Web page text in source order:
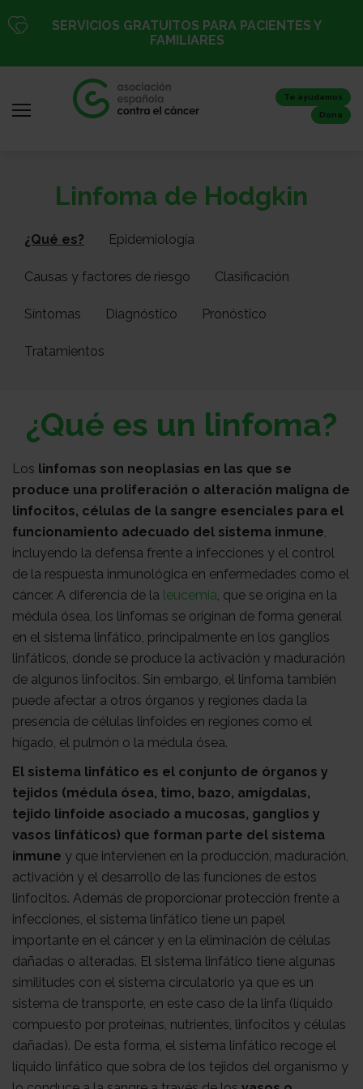
al
principal
SERVICIOS GRATUITOS PARA PACIENTES Y
FAMILIARES
Te ayudamos
Dona
Registro
Inicio
nosotros
Colabora
Todo
sobre
el
cancer
Investigación
Transparencia
Trabaja
con
nosotros
Sala
de
prensa
Observatorio
Actualidad
Apoyo
psicológico
Atención
social
Orientación
cáncer
Linfoma de Hodgkin
¿Qué es? Epidemiología
Causas y factores de riesgo Clasificación
Síntomas Diagnóstico Pronóstico
Tratamientos
¿Qué es un linfoma?
Los linfomas son neoplasias en las que se
produce una proliferación o alteración maligna de
linfocitos, células de la sangre esenciales para el
funcionamiento adecuado del sistema inmune
incluyendo la defensa frente a infecciones y el control
de la respuesta inmunológica en enfermedades como el
cáncer. A diferencia de la leucemia , que se origina en la
médula ósea, los linfomas se originan de forma general
en el sistema linfático, principalmente en los ganglios
linfáticos, donde se produce la activación y maduración
de algunos linfocitos. Sin embargo, el linfoma también
puede afectar a otros órganos y regiones dada la
presencia de células linfoides en regiones como el
hígado, el pulmón o la médula ósea.
El sistema linfático es el conjunto de órganos y
tejidos (médula ósea, timo, bazo, amígdalas,
tejido linfoide asociado a mucosas, ganglios y
vasos linfáticos) que forman parte del sistema
inmune y que intervienen en la producción, maduración,
activación y el desarrollo de las funciones de estos
linfocitos. Además de proporcionar protección frente a
infecciones, el sistema linfático tiene un papel
importante en el cáncer y en la eliminación de células
dañadas o alteradas. El sistema linfático tiene algunas
similitudes con el sistema circulatorio ya que es un
sistema de transporte, en este caso de la linfa (líquido
compuesto por proteínas, nutrientes, linfocitos y células
dañadas). De esta forma, el sistema linfático recoge el
líquido linfático que sobra de los tejidos del organismo y